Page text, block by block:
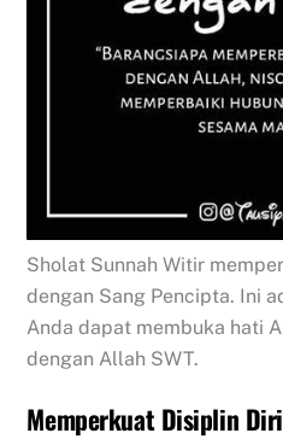
Sholat Sunnah Witir
dengan Sang Pencipta. Ini
Anda dapat membuka hati
dengan Allah SWT.
Memperkuat Disiplin Diri